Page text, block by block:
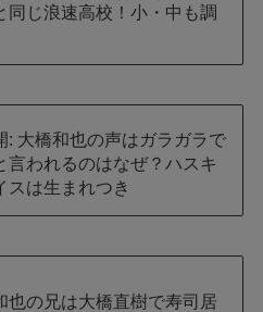
同じ浪速高校！小・中も調
: 大橋和也の声はガラガラで
言われるのはなぜ？ハスキ
スは生まれつき
也の兄は大橋直樹で寿司居